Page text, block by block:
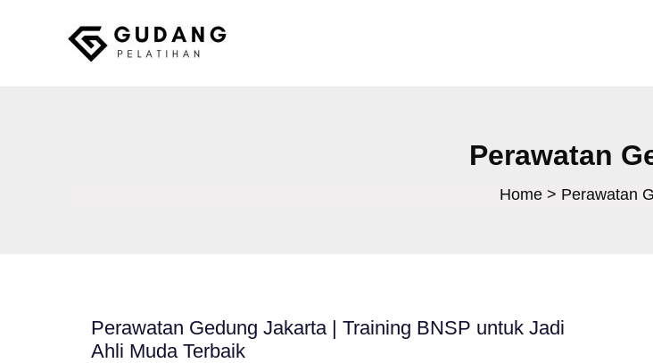
Perawatan
Home Perawatan
Perawatan Gedung Jakarta | Training BNSP untuk Jadi
Ahli Muda Terbaik